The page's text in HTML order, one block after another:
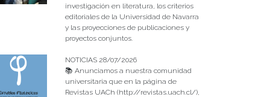
investigación en literatura, los criterios
editoriales de la Universidad de Navarra
y las proyecciones de publicaciones y
proyectos conjuntos.
NOTICIAS 28/07/2026
📚 Anunciamos a nuestra comunidad
universitaria que en la página de
Revistas UACh (http://revistas.uach.cl/),